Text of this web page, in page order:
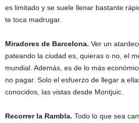
es limitado y se suele llenar bastante
te toca madrugar.
Miradores de Barcelona. Ver un
pateando la ciudad es, quieras o no, el
mundial. Además, es de lo más
no pagar. Solo el esfuerzo de llegar a
conocidos, las vistas desde Montjuic.
Recorrer la Rambla. Todo lo que sea